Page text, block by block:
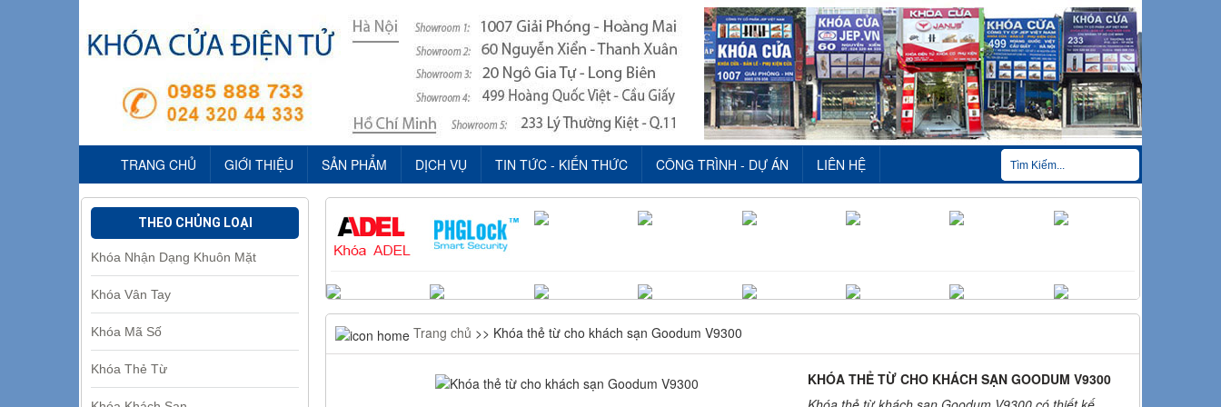
TRANG CHỦ GIỚI THIỆU SẢN PHẨM DỊCH VỤ TIN TỨC - KIẾN THỨC CÔNG TRÌNH - DỰ ÁN LIÊN HỆ
THEO CHỦNG LOẠI
Khóa Nhận Dạng Khuôn Mặt
Khóa Vân Tay
Khóa Mã Số
Khóa Thẻ Từ
Trang chủ >> Khóa thẻ từ cho khách sạn Goodum V9300
KHÓA THẺ TỪ CHO KHÁCH SẠN GOODUM V9300